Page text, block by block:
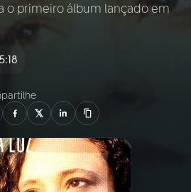
o primeiro álbum lançado em